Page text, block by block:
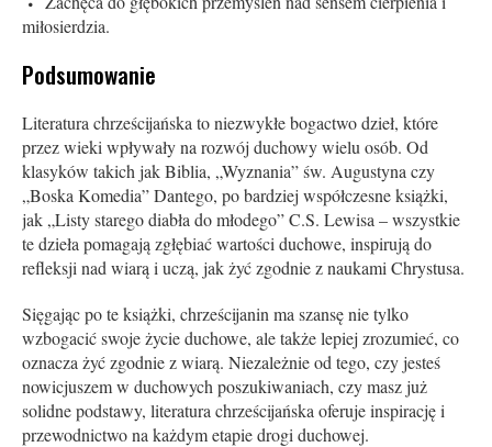
miłosierdzia.
Podsumowanie
Literatura chrześcijańska to niezwykłe bogactwo dzieł, które
przez wieki wpływały na rozwój duchowy wielu osób. Od
klasyków takich jak Biblia, „Wyznania” św. Augustyna czy
„Boska Komedia” Dantego, po bardziej współczesne książki,
jak „Listy starego diabła do młodego” C.S. Lewisa – wszystkie
te dzieła pomagają zgłębiać wartości duchowe, inspirują do
refleksji nad wiarą i uczą, jak żyć zgodnie z naukami Chrystusa.
Sięgając po te książki, chrześcijanin ma szansę nie tylko
wzbogacić swoje życie duchowe, ale także lepiej zrozumieć, co
oznacza żyć zgodnie z wiarą. Niezależnie od tego, czy jesteś
nowicjuszem w duchowych poszukiwaniach, czy masz już
solidne podstawy, literatura chrześcijańska oferuje inspirację i
przewodnictwo na każdym etapie drogi duchowej.